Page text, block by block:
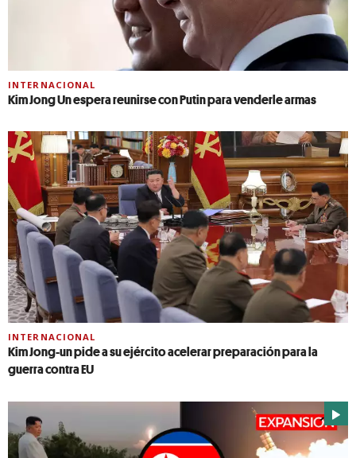
INTERNACIONAL
Kim Jong Un espera reunirse con Putin para venderle armas
INTERNACIONAL
Kim Jong-un pide a su ejército acelerar preparación para la
guerra contra EU